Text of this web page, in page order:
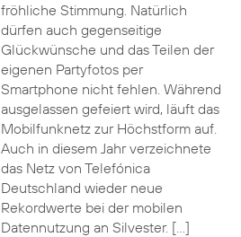
fröhliche Stimmung. Natürlich
dürfen auch gegenseitige
Glückwünsche und das Teilen der
eigenen Partyfotos per
Smartphone nicht fehlen. Während
ausgelassen gefeiert wird, läuft das
Mobilfunknetz zur Höchstform auf.
Auch in diesem Jahr verzeichnete
das Netz von Telefónica
Deutschland wieder neue
Rekordwerte bei der mobilen
Datennutzung an Silvester. […]